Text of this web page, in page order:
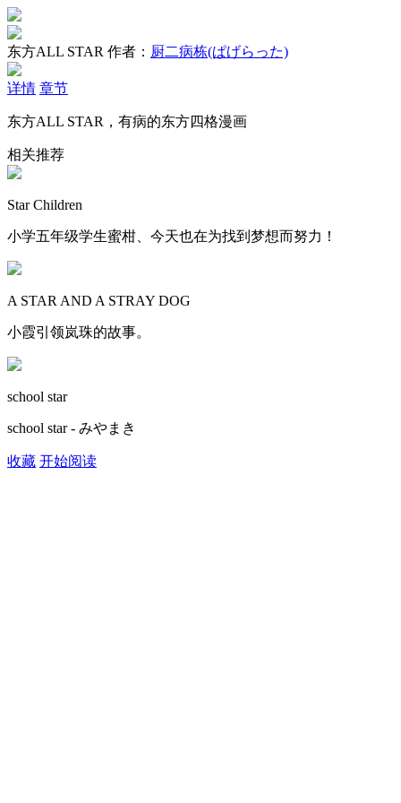
东方ALL STAR 作者： 厨二病栋(ぱげらった)
详情 章节
东方ALL STAR，有病的东方四格漫画
相关推荐
Star Children
小学五年级学生蜜柑、今天也在为找到梦想而努力！
A STAR AND A STRAY DOG
小霞引领岚珠的故事。
school star
school star - みやまき
收藏 开始阅读